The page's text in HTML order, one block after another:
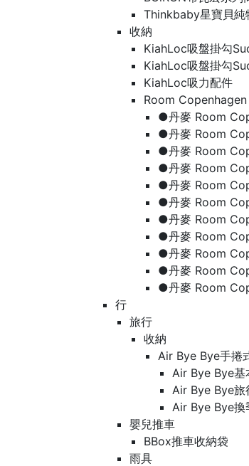
Thinkbaby星寶貝純
收納
KiahLoc吸盤掛勾
KiahLoc吸盤掛勾
KiahLoc吸力配件
Room
●丹麥 Room
●丹麥 Room
●丹麥 Room
●丹麥 Room
●丹麥 Room
●丹麥 Room
●丹麥 Room
●丹麥 Room
●丹麥 Room
●丹麥 Room
●丹麥 Room
行
旅行
收納
Air Bye Bye手捲
Air Bye Bye基
Air Bye Bye旅
Air Bye Bye換
嬰兒推車
BBox推車收納袋
雨具